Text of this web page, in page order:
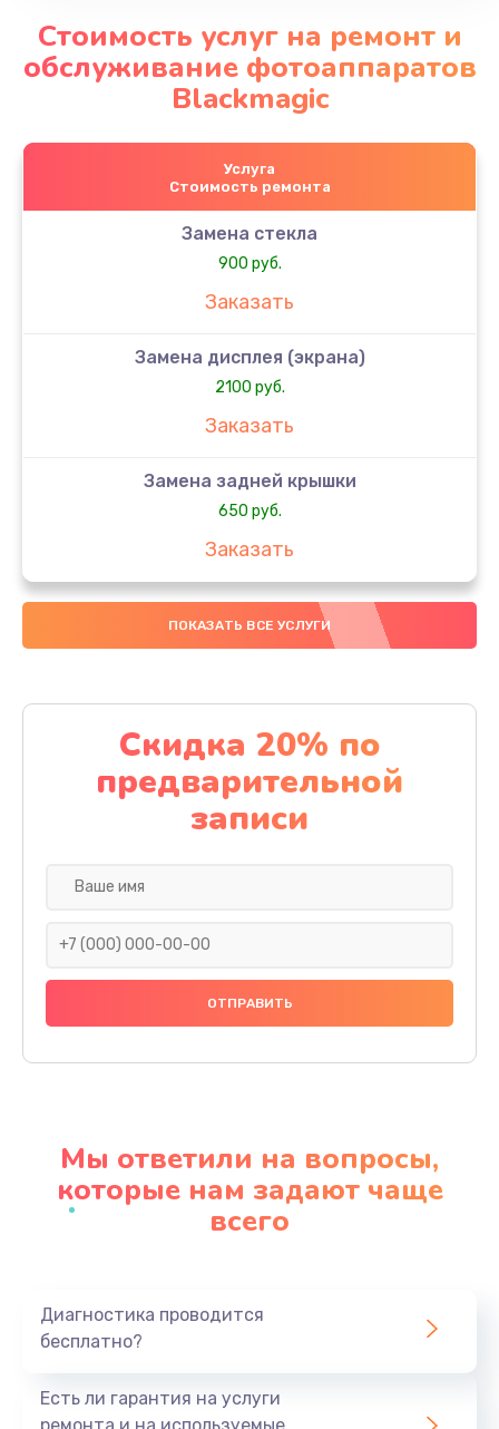
Стоимость услуг на ремонт и
обслуживание фотоаппаратов
Blackmagic
Услуга
Стоимость ремонта
Замена стекла
900 руб.
Заказать
Замена дисплея (экрана)
2100 руб.
Заказать
Замена задней крышки
650 руб.
Заказать
Замена аккумулятора
4000 руб.
Замена материнской платы
1100 руб.
Заказать
Замена праймера
1000 руб.
Заказать
Профилактическая чистка
Заказать
ПОКАЗАТЬ ВСЕ УСЛУГИ
Скидка 20% по
предварительной
записи
Мы ответили на вопросы,
которые нам задают чаще
всего
Диагностика проводится
бесплатно?
Есть ли гарантия на услуги
ремонта и на используемые